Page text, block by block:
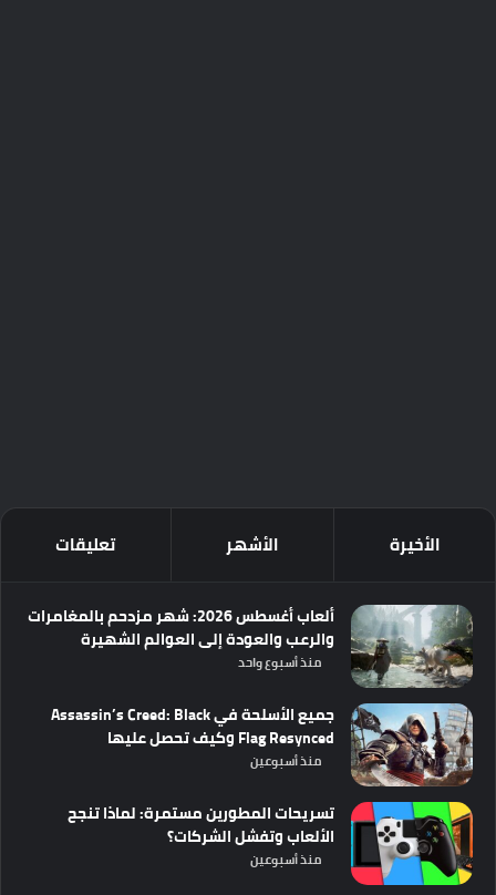
الأخيرة الأشهر تعليقات
ألعاب أغسطس 2026: شهر مزدحم بالمغامرات
والرعب والعودة إلى العوالم الشهيرة
منذ أسبوع واحد
جميع الأسلحة في Assassin’s Creed: Black
Flag Resynced وكيف تحصل عليها
منذ أسبوعين
تسريحات المطورين مستمرة: لماذا تنجح
الألعاب وتفشل الشركات؟
منذ أسبوعين